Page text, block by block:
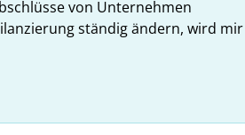
von Unternehmen
ständig ändern, wird mir